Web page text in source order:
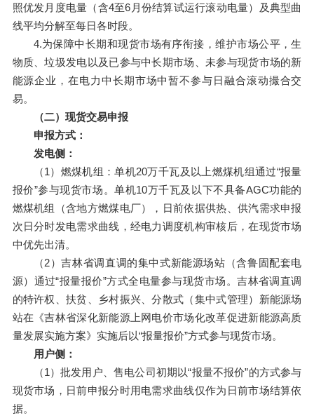
照优发月度电量（含4至6月份结算试运行滚动电量）及典型曲
线平均分解至每日各时段。
4.为保障中长期和现货市场有序衔接，维护市场公平，生
物质、垃圾发电以及已参与中长期市场、未参与现货市场的新
能源企业，在电力中长期市场中暂不参与日融合滚动撮合交
易。
（二）现货交易申报
申报方式：
发电侧：
（1）燃煤机组：单机20万千瓦及以上燃煤机组通过“报量
报价”参与现货市场。单机10万千瓦及以下不具备AGC功能的
燃煤机组（含地方燃煤电厂），日前依据供热、供汽需求申报
次日分时发电需求曲线，经电力调度机构审核后，在现货市场
中优先出清。
（2）吉林省调直调的集中式新能源场站（含鲁固配套电
源）通过“报量报价”方式全电量参与现货市场。吉林省调直调
的特许权、扶贫、乡村振兴、分散式（集中式管理）新能源场
站在《吉林省深化新能源上网电价市场化改革促进新能源高质
量发展实施方案》实施后以“报量报价”方式参与现货市场。
用户侧：
（1）批发用户、售电公司初期以“报量不报价”的方式参与
现货市场，日前申报分时用电需求曲线仅作为日前市场结算依
据。